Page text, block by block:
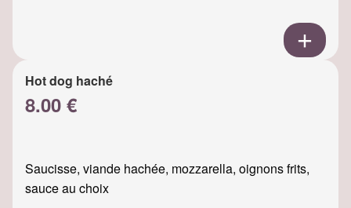
Hot dog haché
8.00 €
Saucisse, viande hachée, mozzarella, oignons frits,
sauce au choix